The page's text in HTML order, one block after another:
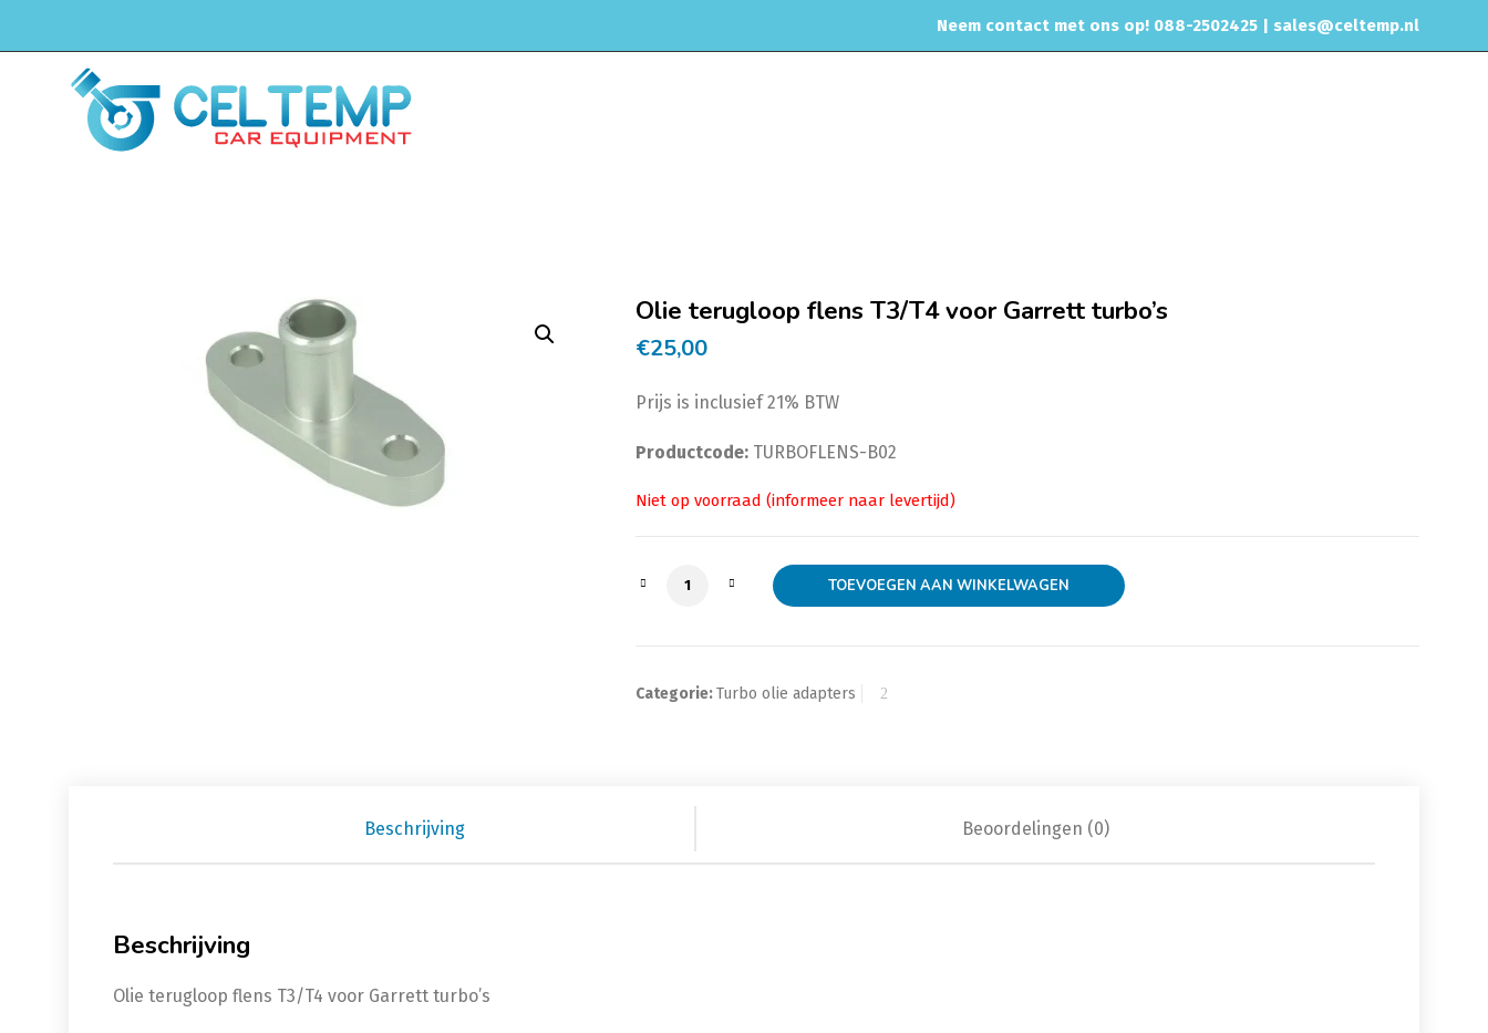
Neem contact met ons op! 088-2502425 | sales@celtemp.nl
Olie terugloop flens T3/T4 voor Garrett turbo’s
€25,00
Prijs is inclusief 21% BTW
Productcode: TURBOFLENS-B02
Olie terugloop flens T3/T4 voor Garrett turbo's aantal
TOEVOEGEN AAN WINKELWAGEN
Categorie:Turbo olie adapters
Beschrijving Beoordelingen (0)
Beschrijving
Olie terugloop flens T3/T4 voor Garrett turbo’s